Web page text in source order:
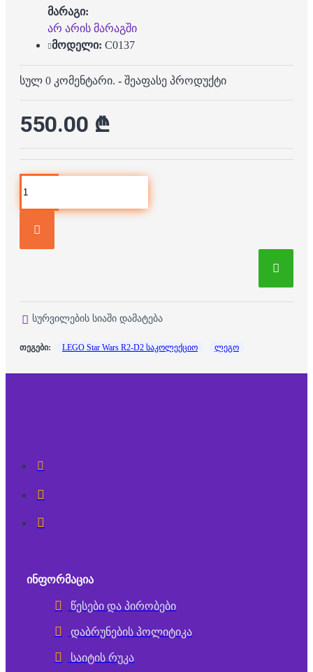
მარაგი:
არ არის მარაგში
მოდელი: C0137
სულ 0 კომენტარი. - შეაფასე პროდუქტი
550.00 ₾
სურვილების სიაში დამატება
თეგები: LEGO Star Wars R2-D2 საკოლექციო ლეგო
ᲘᲜᲤᲝᲠᲛᲐᲪᲘᲐ
წესები და პირობები
დაბრუნების პოლიტიკა
საიტის რუკა